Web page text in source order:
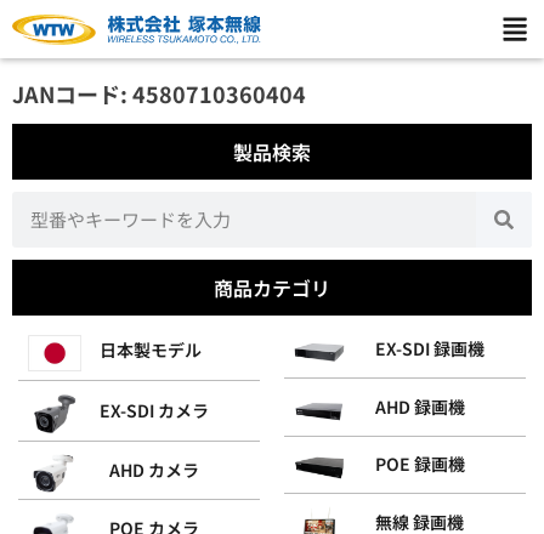
JANコード: 4580710360404
製品検索
商品カテゴリ
日本製モデル
EX-SDI カメラ
AHD カメラ
POE カメラ
EX-SDI 録画機
AHD 録画機
POE 録画機
無線 録画機